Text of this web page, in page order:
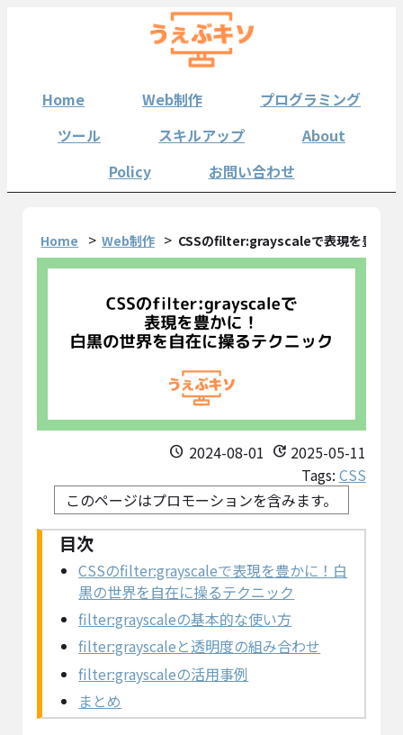
Home Web制作
プログラミング
ツール
スキルアップ
About
Policy
お問い合わせ
Home Web制作 CSSのfilter:grayscaleで表現を豊かに
schedule 2024-08-01 update 2025-05-11
Tags: CSS
このページはプロモーションを含みます。
CSSのfilter:grayscaleで表現を豊かに！白
黒の世界を自在に操るテクニック
filter:grayscaleの基本的な使い方
filter:grayscaleと透明度の組み合わせ
filter:grayscaleの活用事例
まとめ